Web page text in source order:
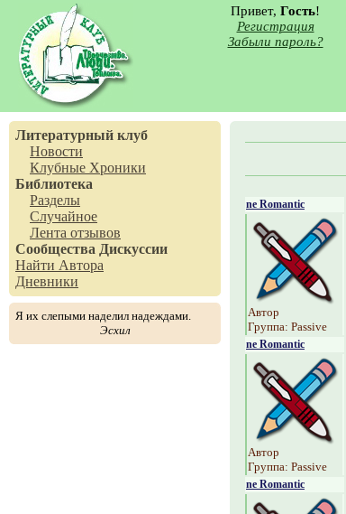
Привет, Гость!
Регистрация
Забыли пароль?
Литературный клуб
Новости
Клубные Хроники
Библиотека
Разделы
Случайное
Лента отзывов
Сообщества Дискуссии
Найти Автора
Дневники
Я их слепыми наделил надеждами.
Эсхил
ne Romantic
Автор
Группа: Passive
ne Romantic
Автор
Группа: Passive
ne Romantic